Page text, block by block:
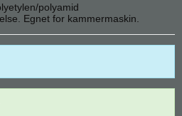
polyamid
Egnet for kammermaskin.